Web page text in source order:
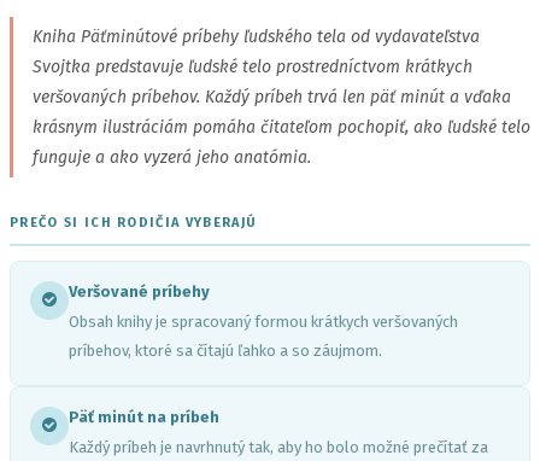
Kniha Päťminútové príbehy ľudského tela od vydavateľstva
Svojtka predstavuje ľudské telo prostredníctvom krátkych
veršovaných príbehov. Každý príbeh trvá len päť minút a vďaka
krásnym ilustráciám pomáha čitateľom pochopiť, ako ľudské telo
funguje a ako vyzerá jeho anatómia.
PREČO SI ICH RODIČIA VYBERAJÚ
Veršované príbehy
Obsah knihy je spracovaný formou krátkych veršovaných
príbehov, ktoré sa čítajú ľahko a so záujmom.
Päť minút na príbeh
Každý príbeh je navrhnutý tak, aby ho bolo možné prečítať za